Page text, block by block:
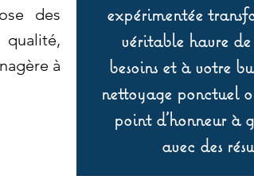
des
à
expérimentée
véritable havre
besoins et à votre
nettoyage ponctuel
point d’honneur à
avec des